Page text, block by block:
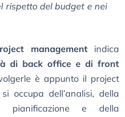
rispetto del budget e nei
managementindica
di back office e di front
è appunto il project
occupa dell’analisi, della
pianificazione e della